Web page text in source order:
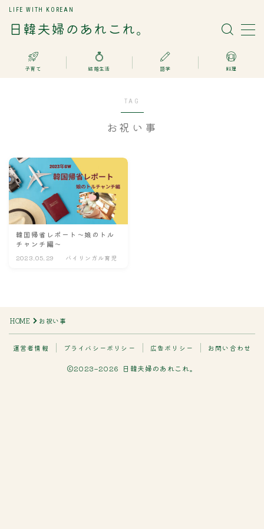
日韓夫婦のあれこれ。
LIFE WITH KOREAN
料理
お問い合わせ
Search
カテゴリー
子育て 結婚生活 語学 料理
TAG
お祝い事
韓国帰省レポート～娘のトル
チャンチ編～
2023.05.29 バイリンガル育児
HOME お祝い事
運営者情報 プライバシーポリシー 広告ポリシー お問い合わせ
2023–2026 日韓夫婦のあれこれ。